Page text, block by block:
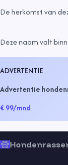
De herkomst van
Deze naam valt
ADVERTENTIE
Advertentie
€ 99/mnd